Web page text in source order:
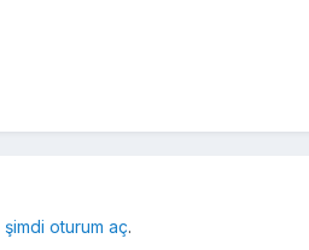
şimdi oturum aç.